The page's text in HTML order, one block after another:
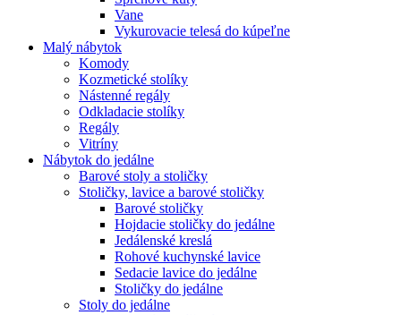
Vane
Vykurovacie telesá do kúpeľne
Malý nábytok
Komody
Kozmetické stolíky
Nástenné regály
Odkladacie stolíky
Regály
Vitríny
Nábytok do jedálne
Barové stoly a stoličky
Stoličky, lavice a barové stoličky
Barové stoličky
Hojdacie stoličky do jedálne
Jedálenské kreslá
Rohové kuchynské lavice
Sedacie lavice do jedálne
Stoličky do jedálne
Stoly do jedálne